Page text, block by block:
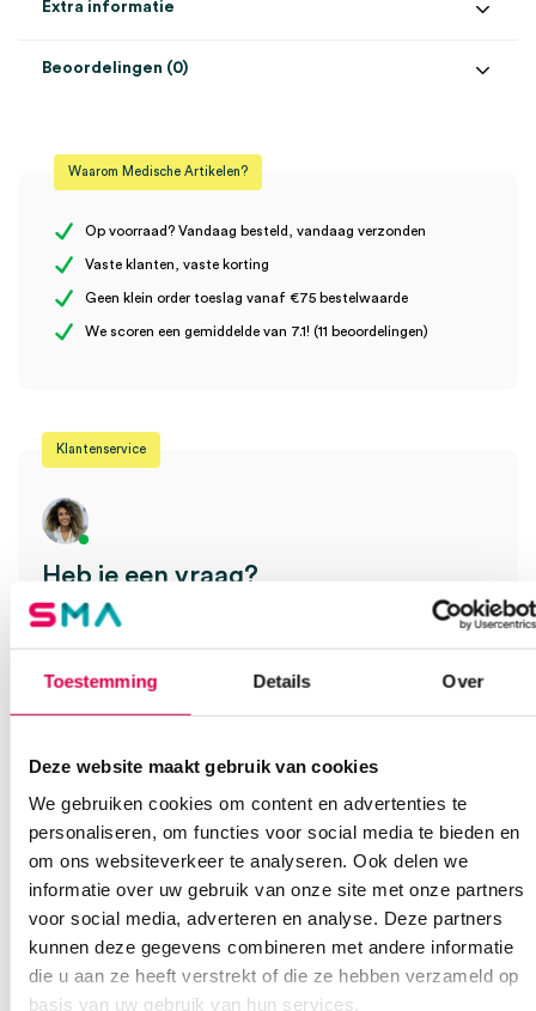
Toestemming Details Over
Deze website maakt gebruik van cookies
We gebruiken cookies om content en advertenties te
personaliseren, om functies voor social media te bieden en
om ons websiteverkeer te analyseren. Ook delen we
informatie over uw gebruik van onze site met onze partners
voor social media, adverteren en analyse. Deze partners
kunnen deze gegevens combineren met andere informatie
die u aan ze heeft verstrekt of die ze hebben verzameld op
basis van uw gebruik van hun services.
Extra informatie
Model
BETA 200, BETA 400, K180, mini 3000
Steriel onsteriel
Beoordelingen (0)
Er zijn nog geen beoordelingen.
5.0mm (50)” te beoordelen
Waarom Medische Artikelen?
Op voorraad? Vandaag besteld, vandaag verzonden
Vaste klanten, vaste korting
Geen klein order toeslag vanaf €75 bestelwaarde
We scoren een gemiddelde van 7.1! (11 beoordelingen)
Klantenservice
Heb je een vraag?
Anca helpt je!
Of contacteer ons via een van de onderstaande opties.